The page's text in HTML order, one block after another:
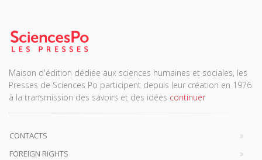
Maison d'édition dédiée aux sciences humaines et sociales, les
Presses de Sciences Po participent depuis leur création en 1976
à la transmission des savoirs et des idées continuer
CONTACTS
FOREIGN RIGHTS